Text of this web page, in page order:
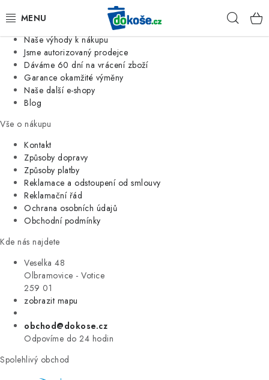
Jsme tradiční česká firma
Naše výhody k nákupu
Jsme autorizovaný prodejce
Dáváme 60 dní na vrácení zboží
Garance okamžité výměny
Naše další e-shopy
Blog
Vše o nákupu
Kontakt
Způsoby dopravy
Způsoby platby
Reklamace a odstoupení od smlouvy
Reklamační řád
Ochrana osobních údajů
Obchodní podmínky
Kde nás najdete
Veselka 48
Olbramovice - Votice
259 01
zobrazit mapu
obchod@dokose.cz
Odpovíme do 24 hodin
Spolehlivý obchod
KOŠE
SÁČKY
KUCHYNĚ
ORGANIZACE
DOMÁCNOST
ÚKLID
VÝPRODEJ
ZNAČKY
Úvod Kontakt Blog
Moje objednávka